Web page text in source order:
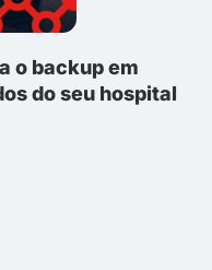
o backup em
do seu hospital